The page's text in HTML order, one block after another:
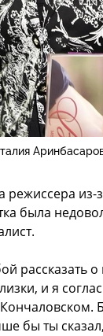
режиссера
была
рассказать
и я
бы ты